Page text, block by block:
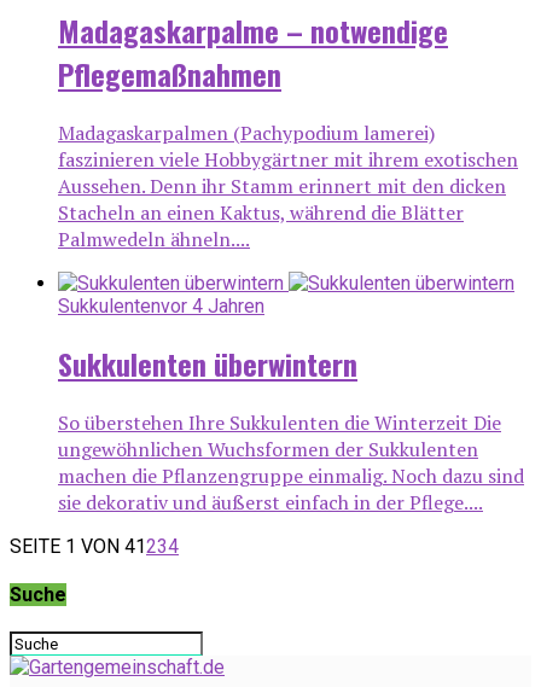
Madagaskarpalme – notwendige
Pflegemaßnahmen
Madagaskarpalmen (Pachypodium lamerei)
faszinieren viele Hobbygärtner mit ihrem exotischen
Aussehen. Denn ihr Stamm erinnert mit den dicken
Stacheln an einen Kaktus, während die Blätter
Palmwedeln ähneln....
Sukkulentenvor 4 Jahren
Sukkulenten überwintern
So überstehen Ihre Sukkulenten die Winterzeit Die
ungewöhnlichen Wuchsformen der Sukkulenten
machen die Pflanzengruppe einmalig. Noch dazu sind
sie dekorativ und äußerst einfach in der Pflege....
SEITE 1 VON 41234
Suche